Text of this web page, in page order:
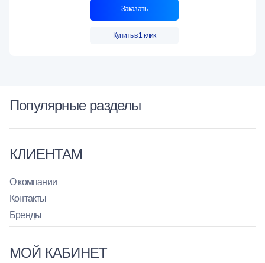
Заказать
Купить в 1 клик
Популярные разделы
КЛИЕНТАМ
О компании
Контакты
Бренды
МОЙ КАБИНЕТ